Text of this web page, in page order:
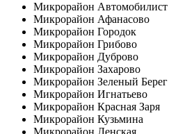
Микрорайон Автомобилист
Микрорайон Афанасово
Микрорайон Городок
Микрорайон Грибово
Микрорайон Дуброво
Микрорайон Захарово
Микрорайон Зеленый Берег
Микрорайон Игнатьево
Микрорайон Красная Заря
Микрорайон Кузьмина
Микрорайон Ленская